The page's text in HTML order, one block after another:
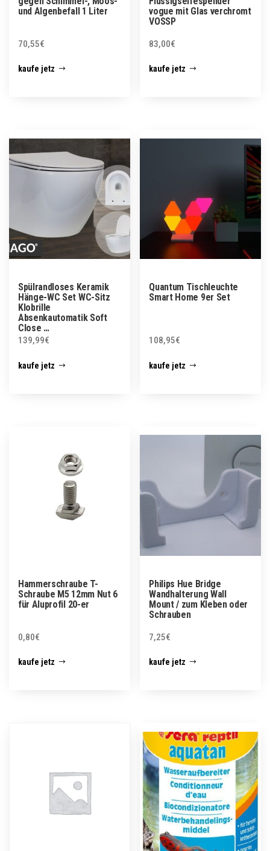
und Algenbefall 1 Liter
70,55€
kaufe jetz
vogue mit Glas verchromt
VOSSP
83,00€
kaufe jetz
Spülrandloses Keramik
Hänge-WC Set WC-Sitz
Klobrille
Absenkautomatik Soft
Close …
139,99€
kaufe jetz
Quantum Tischleuchte
Smart Home 9er Set
108,95€
kaufe jetz
Hammerschraube T-
Schraube M5 12mm Nut 6
für Aluprofil 20-er
0,80€
kaufe jetz
Philips Hue Bridge
Wandhalterung Wall
Mount / zum Kleben oder
Schrauben
7,25€
kaufe jetz